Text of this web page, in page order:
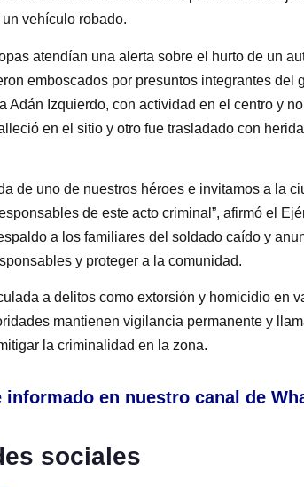
vehículo robado.
atendían una alerta sobre el hurto de un
emboscados por presuntos integrantes del
Adán Izquierdo, con actividad en el centro y
en el sitio y otro fue trasladado con
de uno de nuestros héroes e invitamos a la
de este acto criminal”, afirmó el
a los familiares del soldado caído y
y proteger a la comunidad.
a delitos como extorsión y homicidio en
mantienen vigilancia permanente y
la criminalidad en la zona.
informado en nuestro canal de
sociales